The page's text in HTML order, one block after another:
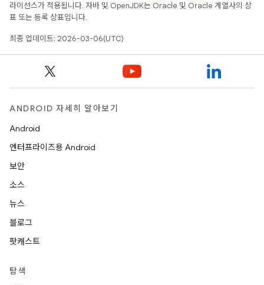
라이선스가 적용됩니다. 자바 및 OpenJDK는 Oracle 및 Oracle 계열사의 상
표 또는 등록 상표입니다.
최종 업데이트: 2026-03-06(UTC)
ANDROID 자세히 알아보기
Android
엔터프라이즈용 Android
보안
소스
뉴스
블로그
팟캐스트
탐색